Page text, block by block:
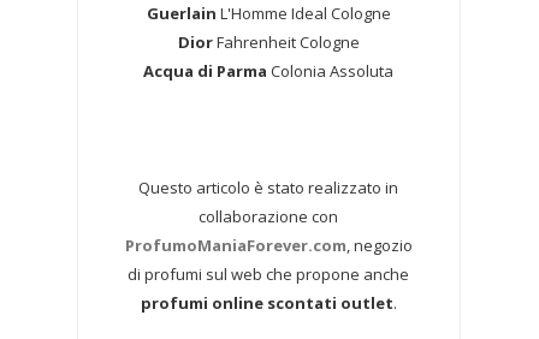
Guerlain L'Homme Ideal Cologne
DiorFahrenheit Cologne
Acqua di Parma Colonia Assoluta
Questo articolo è stato realizzato in
collaborazione con
ProfumoManiaForever.com, negozio
di profumi sul web che propone anche
profumi online scontati outlet.